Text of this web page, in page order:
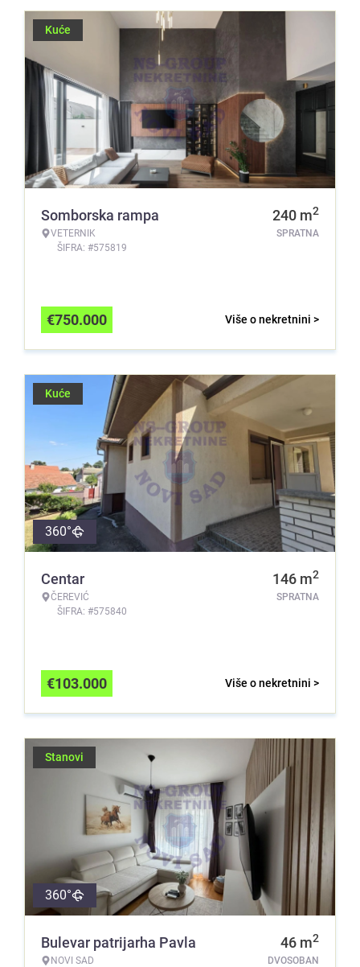
Kuće
Somborska rampa
VETERNIK
ŠIFRA: #575819
240 m2
SPRATNA
Više o nekretnini >
€750.000
Kuće
360°
Centar
ČEREVIĆ
ŠIFRA: #575840
146 m2
SPRATNA
Više o nekretnini >
€103.000
Stanovi
360°
Bulevar patrijarha Pavla
NOVI SAD
46 m2
DVOSOBAN